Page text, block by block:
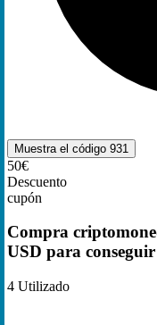
Muestra el código 931
50€
Descuento
cupón
Compra
USD para
4 Utilizado